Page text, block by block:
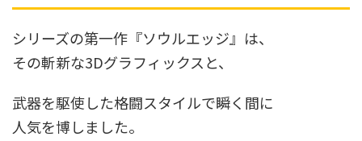
シリーズの第一作『ソウルエッジ』は、
その斬新な3Dグラフィックスと、
武器を駆使した格闘スタイルで瞬く間に
人気を博しました。